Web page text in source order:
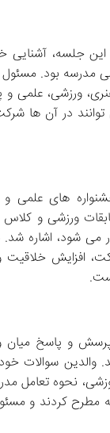
پرورشی مدرسه بود.
آموزان در طول
همچنین، به برگزاری
و پاسخ میان
سوالات خود
کردند و